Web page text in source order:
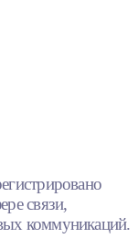
связи,
коммуникаций.